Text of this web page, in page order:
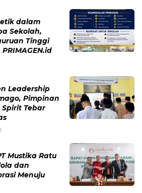
dalam
Sekolah,
Tinggi
Leadership
Pimpinan
Tebar
Mustika Ratu
dan
Menuju